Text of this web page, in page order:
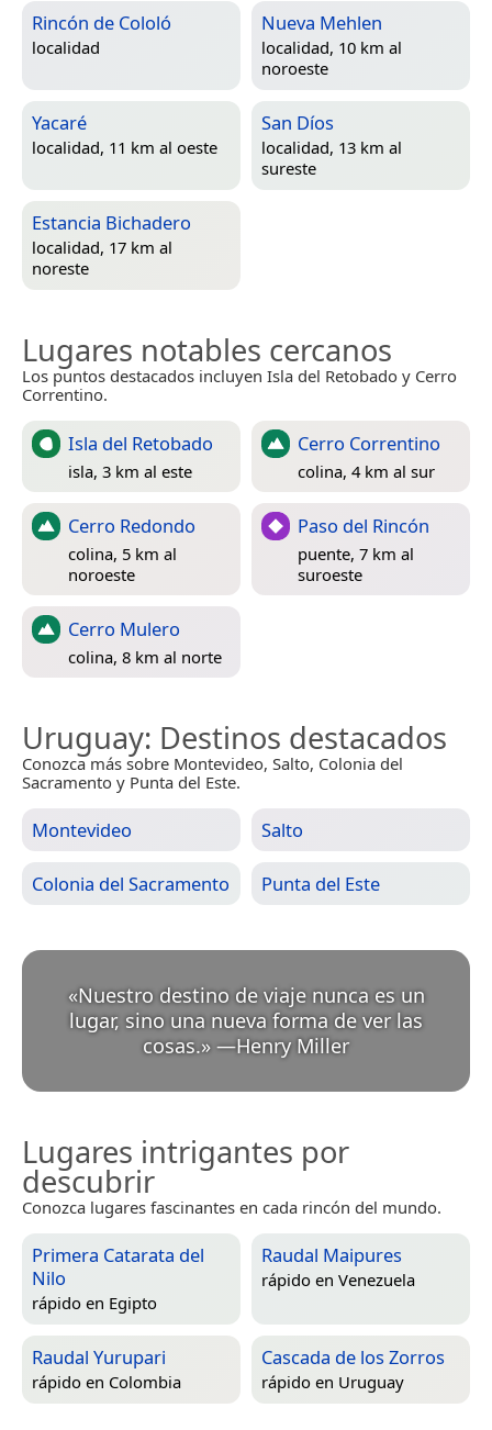
Rincón de Cololó
localidad
Nueva Mehlen
localidad, 10 km al
noroeste
Yacaré
localidad, 11 km al oeste
San Díos
localidad, 13 km al
sureste
Estancia Bichadero
localidad, 17 km al
noreste
Lugares notables cercanos
Los puntos destacados incluyen Isla del Retobado y Cerro
Correntino.
Isla del Retobado
isla, 3 km al este
Cerro Correntino
colina, 4 km al sur
Cerro Redondo
colina, 5 km al
noroeste
Paso del Rincón
puente, 7 km al
suroeste
Cerro Mulero
colina, 8 km al norte
Uruguay: Destinos destacados
Conozca más sobre Montevideo, Salto, Colonia del
Sacramento y Punta del Este.
Montevideo Salto
Colonia del Sacramento Punta del Este
«Nuestro destino de viaje nunca es un
lugar, sino una nueva forma de ver las
cosas.» —Henry Miller
Lugares intrigantes por
descubrir
Conozca lugares fascinantes en cada rincón del mundo.
Primera Catarata del
Nilo
rápido en Egipto
Raudal Maipures
rápido en Venezuela
Raudal Yurupari
rápido en Colombia
Cascada de los Zorros
rápido en Uruguay